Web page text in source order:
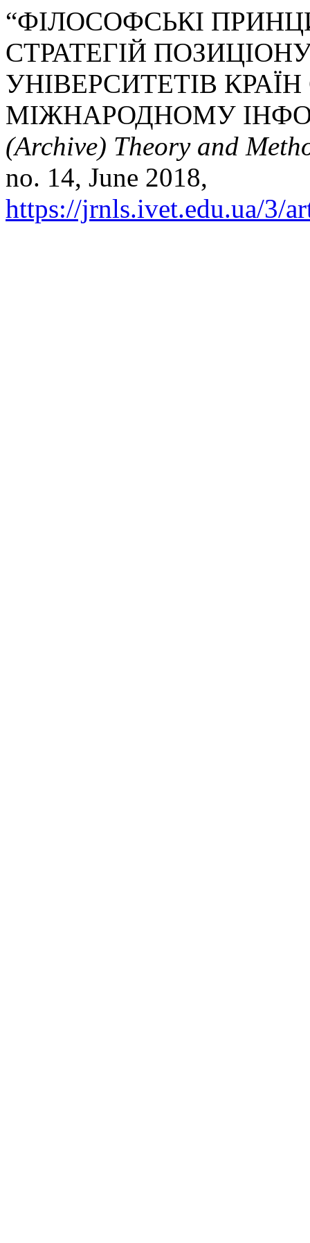
“ФІЛОСОФСЬКІ
СТРАТЕГІЙ
УНІВЕРСИТЕТІВ
МІЖНАРОДНОМУ
(Archive) Theory and
no. 14, June 2018,
https://jrnls.ivet.edu.ua/3/